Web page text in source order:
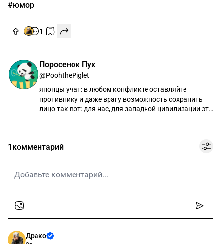
#юмор
1
Поросенок Пух
@PoohthePiglet
японцы учат: в любом конфликте оставляйте
противнику и даже врагу возможность сохранить
лицо так вот: для нас, для западной цивилизации это
1 комментарий
Драко